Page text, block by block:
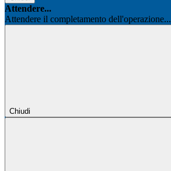
Attendere...
Attendere il completamento dell'operazione...
Chiudi